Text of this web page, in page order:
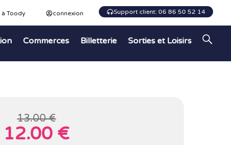
Toody connexion Support client: 06 86 50 52 14
Commerces Billetterie Sorties et Loisirs
13.00 €
12.00 €